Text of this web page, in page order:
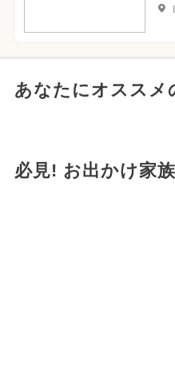
あなたにオススメ
必見! お出かけ家